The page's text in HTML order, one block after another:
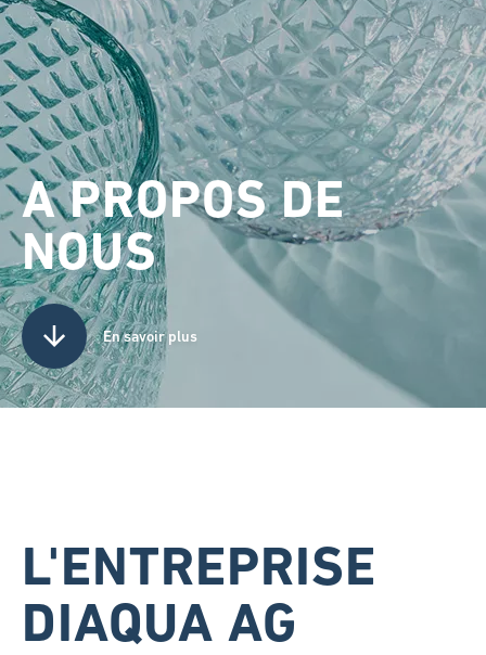
A PROPOS DE
NOUS
En savoir plus
L'ENTREPRISE
DIAQUA AG